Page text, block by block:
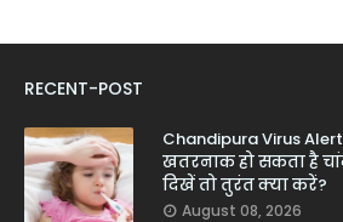
RECENT-POST
Chandipura Virus
खतरनाक हो सकता है
दिखें तो तुरंत क्या करें?
August 08, 2026